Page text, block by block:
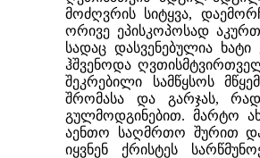
მოძღვრის სიტყვა,
ორივე ეპისკოპოსად
სადაც დასვენებულია
ჰშვენოდა
შეკრებილი სამწყსოს
შრომასა და გარჯას,
გულმოდგინებით. მარტო
აენთო საღმრთო შურით
იყვნენ ქრისტეს